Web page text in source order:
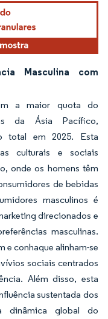
Masculina com
a maior quota do
da Ásia Pacífico,
total em 2025. Esta
culturais e sociais
onde os homens têm
de bebidas
masculinos é
direcionados e
masculinas.
e conhaque alinham-se
sociais centrados
Além disso, esta
sustentada dos
dinâmica global do